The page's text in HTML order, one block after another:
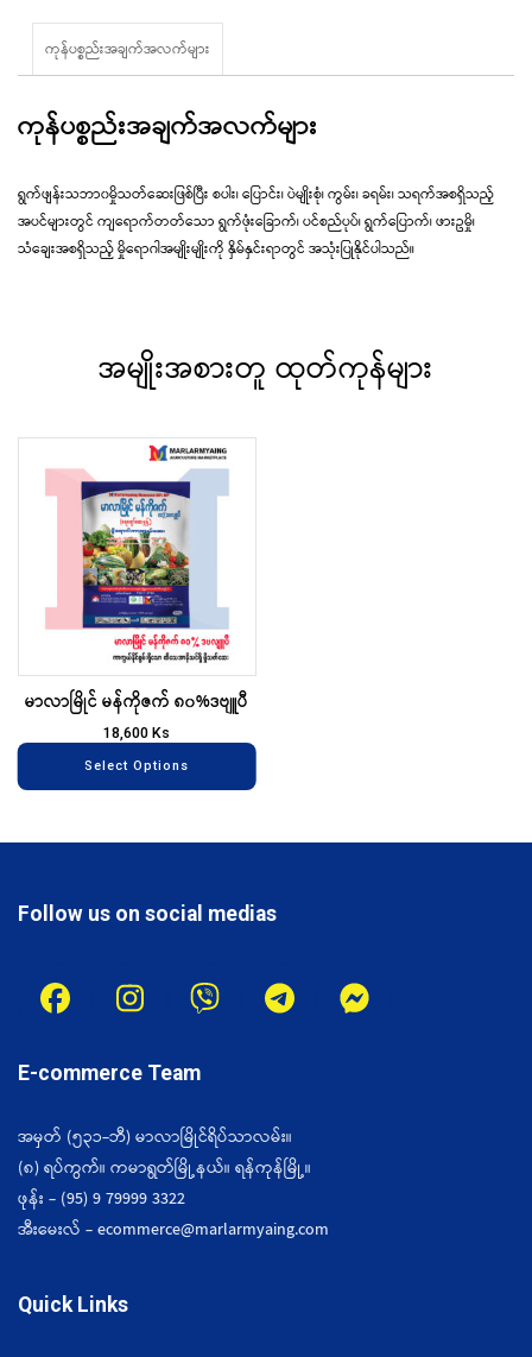
ကုန်ပစ္စည်းအချက်အလက်များ
ကုန်ပစ္စည်းအချက်အလက်များ
ရွက်ဖျန်းသဘာ၀မှိုသတ်ဆေးဖြစ်ပြီး စပါး၊ ပြောင်း၊ ပဲမျိုးစုံ၊ ကွမ်း၊ ခရမ်း၊ သရက်အစရှိသည့်
အပင်များတွင် ကျရောက်တတ်သော ရွက်ဖုံးခြောက်၊ ပင်စည်ပုပ်၊ ရွက်ပြောက်၊ ဖားဥမှို၊
သံချေးအစရှိသည့် မှိုရောဂါအမျိုးမျိုးကို နှိမ်နှင်းရာတွင် အသုံးပြုနိုင်ပါသည်။
အမျိုးအစားတူ ထုတ်ကုန်များ
မာလာမြိုင် မန်ကိုဇက် ၈၀%ဒဗျူပီ
18,600Ks
Select Options
the
Follow us on social medias
E-commerce Team
အမှတ် (၅၃၁-ဘီ) မာလာမြိုင်ရိပ်သာလမ်း။
(၈) ရပ်ကွက်။ ကမာရွတ်မြို့နယ်။ ရန်ကုန်မြို့။
ဖုန်း - (95) 9 79999 3322
အီးမေးလ် - ecommerce@marlarmyaing.com
Quick Links